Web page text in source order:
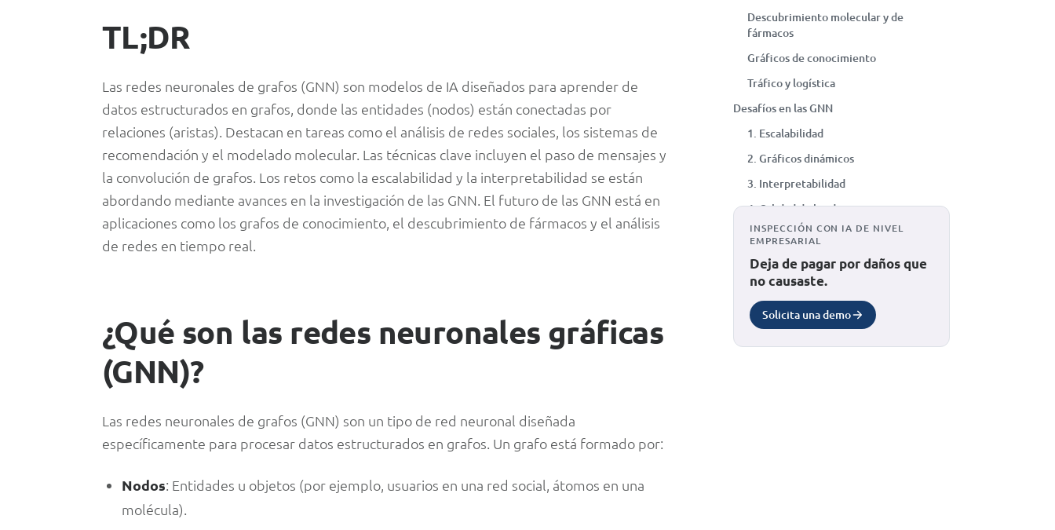
de
las
conexiones
TL;DR
Las redes neuronales de grafos (GNN) son modelos de IA diseñados para aprender de
datos estructurados en grafos, donde las entidades (nodos) están conectadas por
relaciones (aristas). Destacan en tareas como el análisis de redes sociales, los sistemas de
recomendación y el modelado molecular. Las técnicas clave incluyen el paso de mensajes y
la convolución de grafos. Los retos como la escalabilidad y la interpretabilidad se están
abordando mediante avances en la investigación de las GNN. El futuro de las GNN está en
aplicaciones como los grafos de conocimiento, el descubrimiento de fármacos y el análisis
de redes en tiempo real.
¿Qué son las redes neuronales gráficas
(GNN)?
Las redes neuronales de grafos (GNN) son un tipo de red neuronal diseñada
específicamente para procesar datos estructurados en grafos. Un grafo está formado por:
Nodos: Entidades u objetos (por ejemplo, usuarios en una red social, átomos en una
molécula).
Descubrimiento molecular y de
fármacos
Gráficos de conocimiento
Tráfico y logística
Desafíos en las GNN
1. Escalabilidad
2. Gráficos dinámicos
3. Interpretabilidad
4. Calidad de los datos
5. Generalización
El futuro de las GNN
1. GNN escalables
2. GNN dinámicas
3. GNN explicables
INSPECCIÓN CON IA DE NIVEL
EMPRESARIAL
Deja de pagar por daños que
no causaste.
Solicita una demo